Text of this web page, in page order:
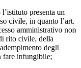
presenta un
civile, in quanto l’art.
amministrativo non
rito civile, della
degli
fare infungibile;